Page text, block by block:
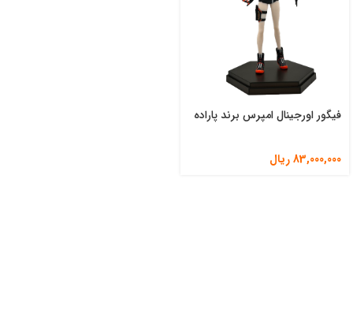
فیگور اورجینال امپرس برند پاراده
83,000,000ریال